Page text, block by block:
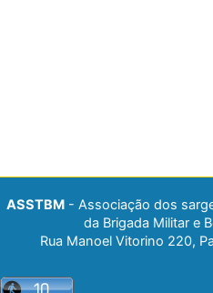
ASSTBM - Associação dos
da Brigada Militar e
Rua Manoel Vitorino 220,